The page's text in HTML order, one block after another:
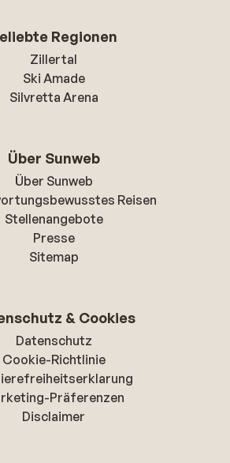
Regionen
Zillertal
Ski Amade
Silvretta Arena
Über Sunweb
Über Sunweb
Reisen
Stellenangebote
Presse
Sitemap
& Cookies
Datenschutz
Cookie-Richtlinie
Präferenzen
Disclaimer